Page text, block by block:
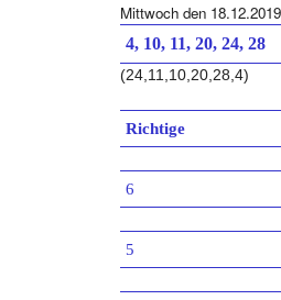
Mittwoch den 18.12.2019
4, 10, 11, 20, 24, 28
(24,11,10,20,28,4)
Richtige
6
5